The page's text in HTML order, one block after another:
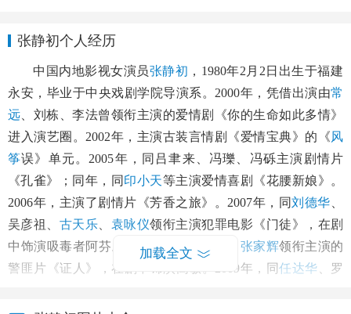
张静初个人经历
中国内地影视女演员张静初 ，1980年2月2日出生于福建
永安，毕业于中央戏剧学院导演系。2000年，凭借出演由常
远 、刘栋、李法曾领衔主演的爱情剧《你的生命如此多情》
进入演艺圈。2002年，主演古装言情剧《爱情宝典》的《风
筝误》单元。2005年，同吕聿来、冯瓅、冯砾主演剧情片
《孔雀》；同年，同 印小天等主演爱情喜剧《花腰新娘》。
2006年，主演了剧情片《芳香之旅》。2007年，同刘德华
吴彦祖、 古天乐 袁咏仪领衔主演犯罪电影《门徒》，在剧
中饰演吸毒者阿芬。2008年，同谢霆锋 张家辉领衔主演的
警匪片《证人》，在剧中饰演高敏。2009年，同任达华 、罗
加载全文